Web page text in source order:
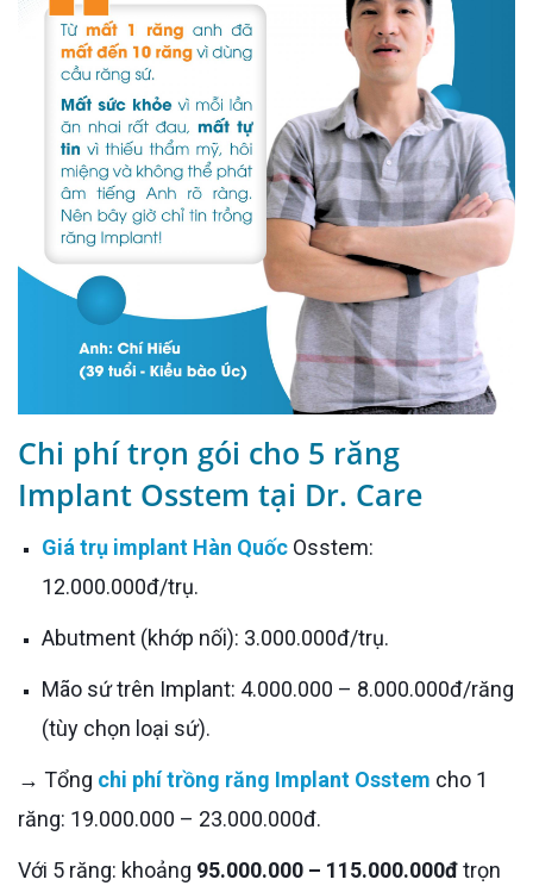
Chi phí trọn gói cho 5 răng
Implant Osstem tại Dr. Care
Giá trụ implant Hàn Quốc Osstem:
12.000.000đ/trụ.
Abutment (khớp nối): 3.000.000đ/trụ.
Mão sứ trên Implant: 4.000.000 – 8.000.000đ/răng
(tùy chọn loại sứ).
→ Tổng chi phí trồng răng Implant Osstem cho 1
răng: 19.000.000 – 23.000.000đ.
Với 5 răng: khoảng 95.000.000 – 115.000.000đtrọn